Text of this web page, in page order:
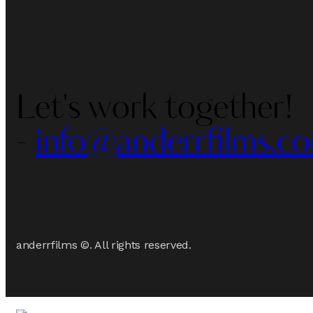
Let's work together!
anderrfilms ©. All rights reserved.